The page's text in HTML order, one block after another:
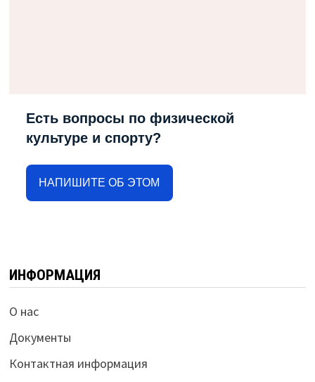
Есть вопросы по физической
культуре и спорту?
НАПИШИТЕ ОБ ЭТОМ
ИНФОРМАЦИЯ
О нас
Документы
Контактная информация